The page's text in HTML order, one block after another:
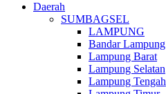
Daerah
SUMBAGSEL
LAMPUNG
Bandar Lampung
Lampung Barat
Lampung Selatan
Lampung Tengah